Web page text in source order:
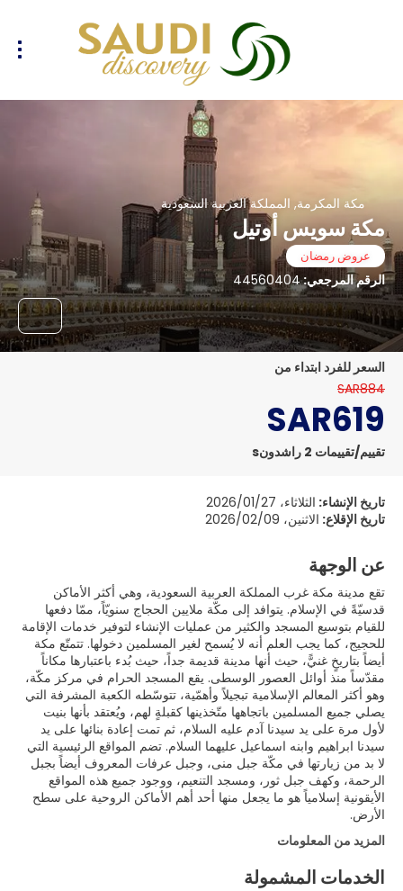
مكة المكرمة, المملكة العربية السعودية
مكة سويس أوتيل
عروض رمضان
الرقم المرجعي:44560404
السعر للفرد ابتداء من
SAR884
SAR619
تقييم/تقييمات 2 راشدونs
تاريخ الإنشاء: الثلاثاء، 2026/01/27
تاريخ الإقلاع: الاثنين، 2026/02/09
عن الوجهة
تقع مدينة مكة غرب المملكة العربية السعودية، وهي أكثر الأماكن
قدسيّةً في الإسلام. يتوافد إلى مكّة ملايين الحجاج سنويّاً، ممّا دفعها
للقيام بتوسيع المسجد والكثير من عمليات الإنشاء لتوفير خدمات الإقامة
للحجيج، كما يجب العلم أنه لا يُسمح لغير المسلمين دخولها. تتمتّع مكة
أيضاً بتاريخٍ غنيًّ، حيث أنها مدينة قديمة جداً، حيث بُدء باعتبارها مكاناً
مقدّساً منذ أوائل العصور الوسطى. يقع المسجد الحرام في مركز مكّة،
وهو أكثر المعالم الإسلامية تبجيلاً وأهمّية، تتوسّطه الكعبة المشرفة التي
يصلي جميع المسلمين باتجاهها متّخذينها كقبلةٍ لهم، ويُعتقد بأنها بنيت
لأول مرة على يد سيدنا آدم عليه السلام، ثم تمت إعادة بنائها على يد
سيدنا ابراهيم وابنه اسماعيل عليهما السلام. تضم المواقع الرئيسية التي
لا بد من زيارتها في مكّة جبل منى، وجبل عرفات المعروف أيضاً بجبل
الرحمة، وكهف جبل ثور، ومسجد التنعيم، ووجود جميع هذه المواقع
الأيقونية إسلامياً هو ما يجعل منها أحد أهم الأماكن الروحية على سطح
الأرض.
المزيد من المعلومات
الخدمات المشمولة